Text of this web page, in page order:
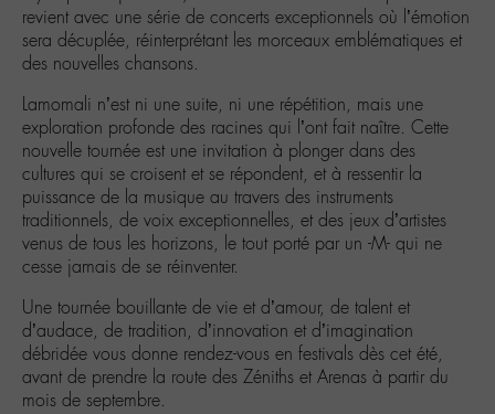
revient avec une série de concerts exceptionnels où l’émotion
sera décuplée, réinterprétant les morceaux emblématiques et
des nouvelles chansons.
Lamomali n’est ni une suite, ni une répétition, mais une
exploration profonde des racines qui l’ont fait naître. Cette
nouvelle tournée est une invitation à plonger dans des
cultures qui se croisent et se répondent, et à ressentir la
puissance de la musique au travers des instruments
traditionnels, de voix exceptionnelles, et des jeux d’artistes
venus de tous les horizons, le tout porté par un -M- qui ne
cesse jamais de se réinventer.
Une tournée bouillante de vie et d’amour, de talent et
d’audace, de tradition, d’innovation et d’imagination
débridée vous donne rendez-vous en festivals dès cet été,
avant de prendre la route des Zéniths et Arenas à partir du
mois de septembre.